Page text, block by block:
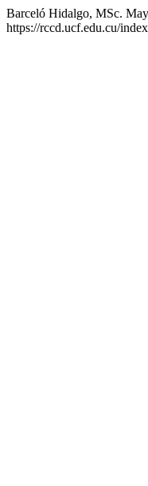
Barceló Hidalgo, MSc.
https://rccd.ucf.edu.cu/